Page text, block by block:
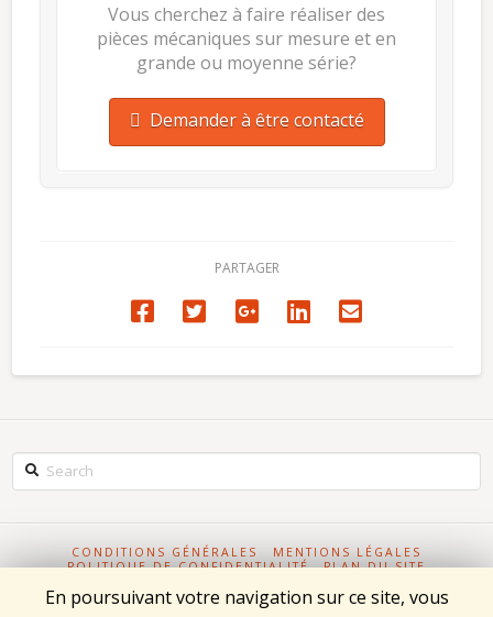
Vous cherchez à faire réaliser des
pièces mécaniques sur mesure et en
grande ou moyenne série?
Demander à être contacté
PARTAGER
Search
CONDITIONS GÉNÉRALES
MENTIONS LÉGALES
POLITIQUE DE CONFIDENTIALITÉ
PLAN DU SITE
En poursuivant votre navigation sur ce site, vous